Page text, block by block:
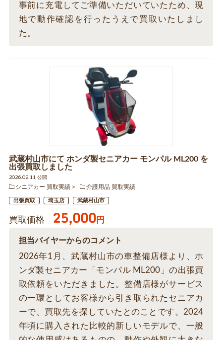
事前に充電してご準備いただいていたため、現
地で動作確認を行ったうえで買取いたしまし
た。
武蔵村山市にて ホンダ製セニアカー モンパル ML200 を
出張買取しました
2026.02.11 公開
シニアカー 買取実績
介護用品 買取実績
出張買取 埼玉店 武蔵村山市
買取価格 25,000円
担当バイヤーからのコメント
2026年1月、武蔵村山市の車整備店様より、ホ
ンダ製セニアカー「モンパル ML200」の出張買
取依頼をいただきました。整備店様がサービス
の一環としてお客様から引き取られたセニアカ
ーで、買取先を探していたとのことです。2024
年頃に購入された比較的新しいモデルで、一般